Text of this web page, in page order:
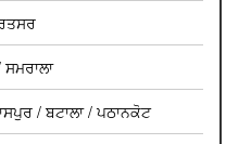
ਸਮਰਾਲਾ
/ ਬਟਾਲਾ / ਪਠਾਨਕੋਟ